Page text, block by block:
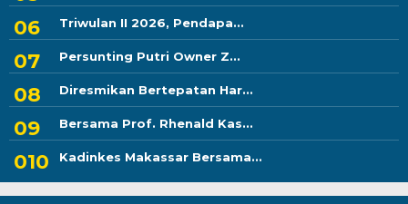
Triwulan II 2026, Pendapa...
Persunting Putri Owner Z...
Diresmikan Bertepatan Har...
Bersama Prof. Rhenald Kas...
Kadinkes Makassar Bersama...